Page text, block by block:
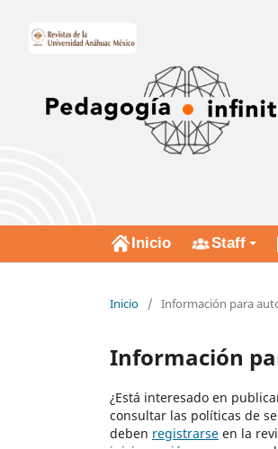
Inicio Staff
Inicio / Información para
Información
¿Está interesado en
consultar las políticas de
deben registrarse en la